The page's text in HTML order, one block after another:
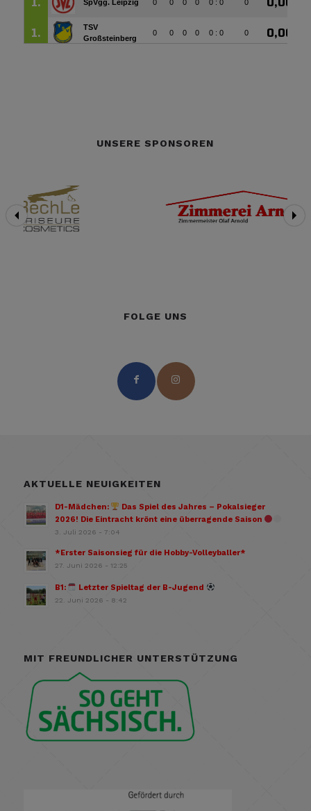
UNSERE SPONSOREN
FOLGE UNS
AKTUELLE NEUIGKEITEN
D1-Mädchen:
Das Spiel des Jahres – Pokalsieger
2026! Die Eintracht krönt eine überragende Saison
3. Juli 2026 - 7:04
*Erster Saisonsieg für die Hobby-Volleyballer*
27. Juni 2026 - 12:25
B1: Letzter Spieltag der B-Jugend
22. Juni 2026 - 8:42
MIT FREUNDLICHER UNTERSTÜTZUNG